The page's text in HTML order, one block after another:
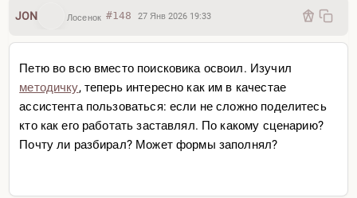
JON Лосенок #148 27 Янв 2026 19:33
Петю во всю вместо поисковика освоил. Изучил
методичку, теперь интересно как им в качестае
ассистента пользоваться: если не сложно поделитесь
кто как его работать заставлял. По какому сценарию?
Почту ли разбирал? Может формы заполнял?